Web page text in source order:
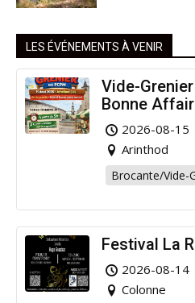
LES ÉVÉNEMENTS À VENIR
Vide-
Bonne
Arinthod !
2026-08-15
Arinthod
Brocante/Vide-
Festival La
2026-08-14
Colonne